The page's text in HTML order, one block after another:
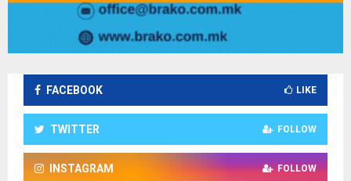
FACEBOOK LIKE
TWITTER FOLLOW
INSTAGRAM FOLLOW